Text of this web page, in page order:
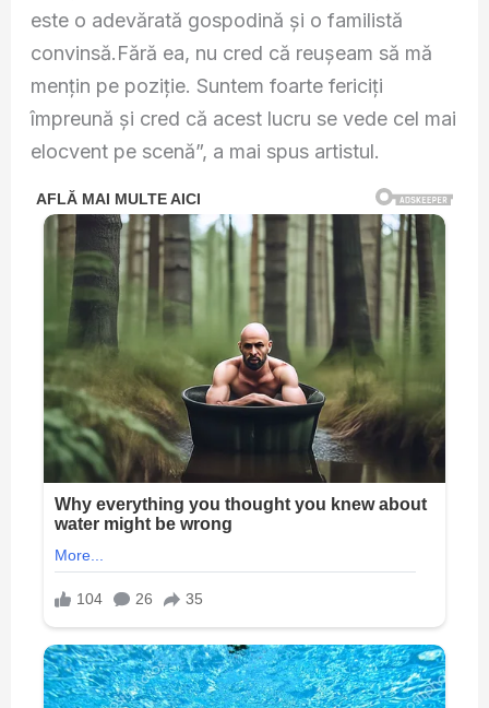
este o adevărată gospodină și o familistă
convinsă.Fără ea, nu cred că reușeam să mă
mențin pe poziție. Suntem foarte fericiți
împreună și cred că acest lucru se vede cel mai
elocvent pe scenă”, a mai spus artistul.